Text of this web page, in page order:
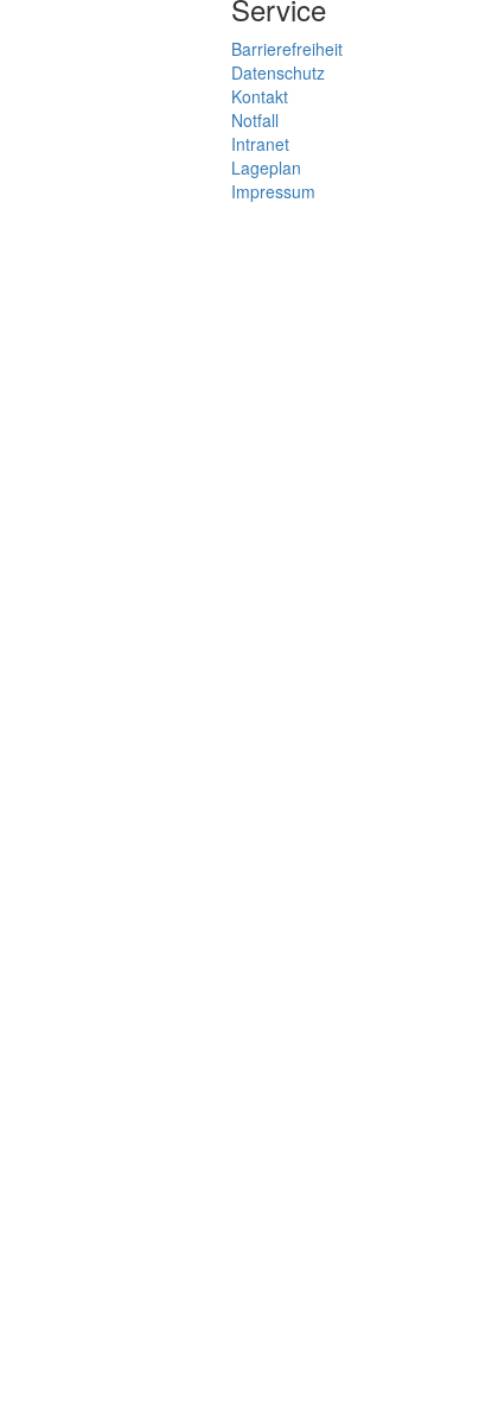
Service
Barrierefreiheit
Datenschutz
Kontakt
Notfall
Intranet
Lageplan
Impressum